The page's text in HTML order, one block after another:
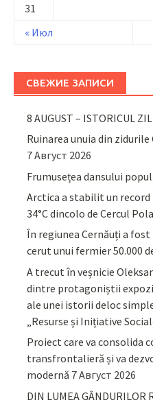
« Июл
31
СВЕЖИЕ ЗАПИСИ
8 AUGUST – ISTORICUL
Ruinarea unuia din
7 Август 2026
Frumusețea dansului
Arctica a stabilit un record
34°C dincolo de Cercul
În regiunea Cernăuți a
cerut unui fermier 50.000
A trecut în veșnicie
dintre protagoniștii
ale unei istorii deloc
„Resurse și Inițiative
Proiect care va consolida
transfrontalieră și va
modernă 7 Август 2026
DIN LUMEA GÂNDURILOR